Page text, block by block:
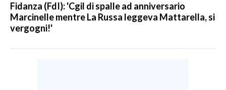
Fidanza (FdI): 'Cgil di spalle ad anniversario
Marcinelle mentre La Russa leggeva Mattarella, si
vergogni!'